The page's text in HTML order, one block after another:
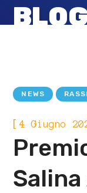
NEWS
[4 Giugno